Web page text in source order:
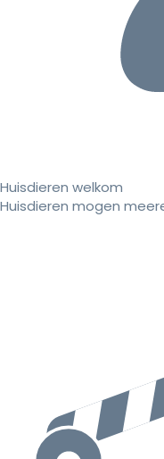
Huisdieren welkom
Huisdieren mogen